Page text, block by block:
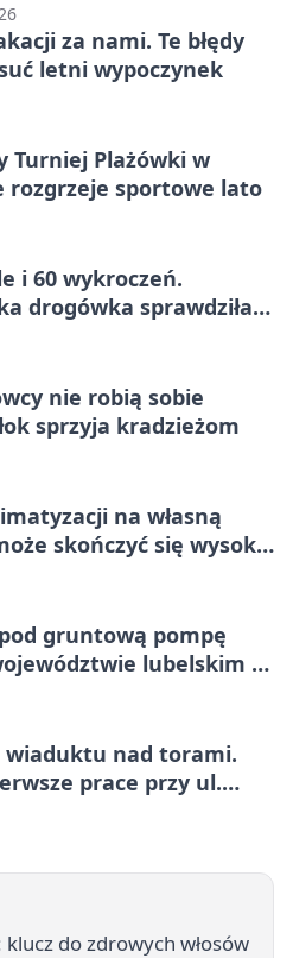
za nami. Te błędy
letni wypoczynek
Turniej Plażówki w
rozgrzeje sportowe lato
i 60 wykroczeń.
drogówka sprawdziła
nie robią sobie
sprzyja kradzieżom
na własną
skończyć się wysoką
gruntową pompę
lubelskim -
wiaduktu nad torami.
prace przy ul.
do zdrowych włosów